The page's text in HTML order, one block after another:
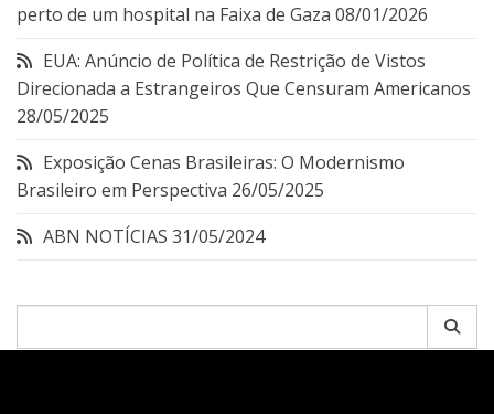
perto de um hospital na Faixa de Gaza 08/01/2026
EUA: Anúncio de Política de Restrição de Vistos
Direcionada a Estrangeiros Que Censuram Americanos
28/05/2025
Exposição Cenas Brasileiras: O Modernismo
Brasileiro em Perspectiva 26/05/2025
ABN NOTÍCIAS 31/05/2024
por: